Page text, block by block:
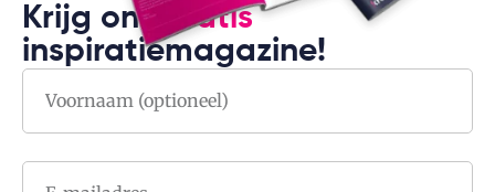
Krijg ons
gratis
inspiratiemagazine!